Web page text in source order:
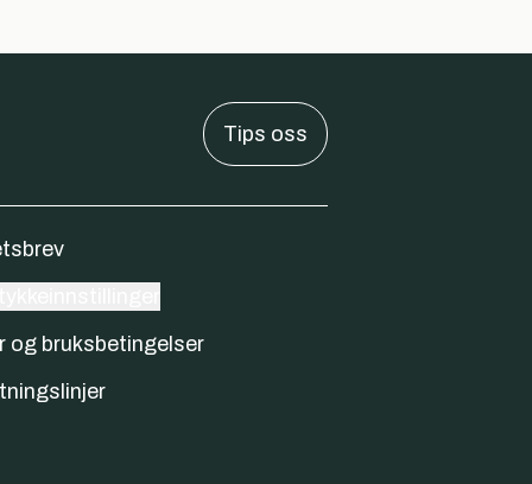
Tips oss
og bruksbetingelser